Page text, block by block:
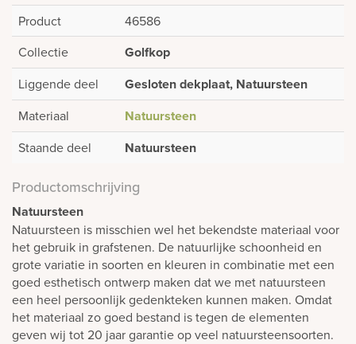
Product
46586
Collectie
Golfkop
Liggende deel Gesloten dekplaat, Natuursteen
Materiaal Natuursteen
Staande deel Natuursteen
Productomschrijving
Natuursteen
Natuursteen is misschien wel het bekendste materiaal voor
het gebruik in grafstenen. De natuurlijke schoonheid en
grote variatie in soorten en kleuren in combinatie met een
goed esthetisch ontwerp maken dat we met natuursteen
een heel persoonlijk gedenkteken kunnen maken. Omdat
het materiaal zo goed bestand is tegen de elementen
geven wij tot 20 jaar garantie op veel natuursteensoorten.